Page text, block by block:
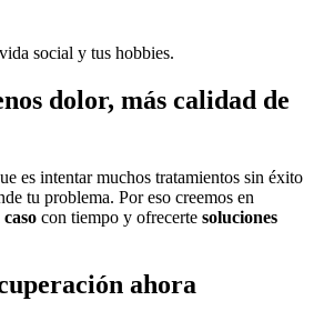
social y tus hobbies.
dolor, más calidad de
es intentar muchos tratamientos sin éxito
tu problema. Por eso creemos en
con tiempo y ofrecerte soluciones
ahora